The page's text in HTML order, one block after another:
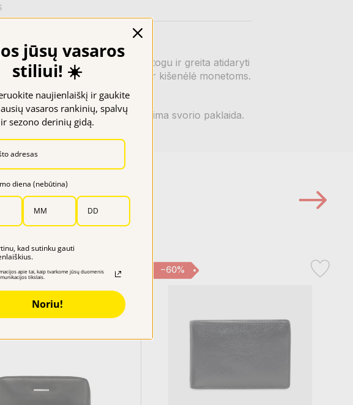
spaudėmis, todėl ją patogu ir greita atidaryti
– yra skyrius banknotams ir kišenėlė monetoms.
ekrano nustatymų. Galima svorio paklaida.
−60%
jūsų vasaros
stiliui! ☀️
naujienlaiškį ir gaukite
vasaros rankinių, spalvų
ir sezono derinių gidą.
diena (nebūtina)
kad sutinku gauti
apie tai, kaip tvarkome jūsų duomenis
tikslais.
Noriu!